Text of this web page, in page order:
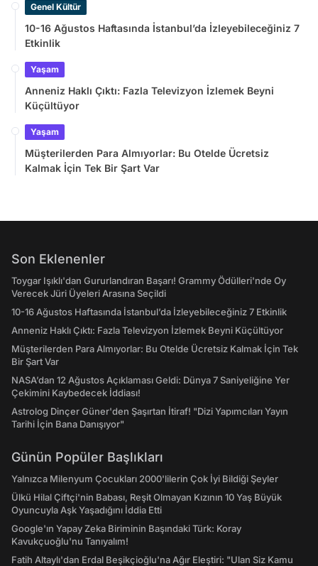
Genel Kültür
10-16 Ağustos Haftasında İstanbul’da İzleyebileceğiniz 7
Etkinlik
Yaşam
Anneniz Haklı Çıktı: Fazla Televizyon İzlemek Beyni
Küçültüyor
Yaşam
Müşterilerden Para Almıyorlar: Bu Otelde Ücretsiz
Kalmak İçin Tek Bir Şart Var
Son Eklenenler
Toygar Işıklı'dan Gururlandıran Başarı! Grammy Ödülleri'nde Oy
Verecek Jüri Üyeleri Arasına Seçildi
10-16 Ağustos Haftasında İstanbul’da İzleyebileceğiniz 7 Etkinlik
Anneniz Haklı Çıktı: Fazla Televizyon İzlemek Beyni Küçültüyor
Müşterilerden Para Almıyorlar: Bu Otelde Ücretsiz Kalmak İçin Tek
Bir Şart Var
NASA’dan 12 Ağustos Açıklaması Geldi: Dünya 7 Saniyeliğine Yer
Çekimini Kaybedecek İddiası!
Astrolog Dinçer Güner'den Şaşırtan İtiraf! "Dizi Yapımcıları Yayın
Tarihi İçin Bana Danışıyor"
Günün Popüler Başlıkları
Yalnızca Milenyum Çocukları 2000'lilerin Çok İyi Bildiği Şeyler
Ülkü Hilal Çiftçi'nin Babası, Reşit Olmayan Kızının 10 Yaş Büyük
Oyuncuyla Aşk Yaşadığını İddia Etti
Google'ın Yapay Zeka Biriminin Başındaki Türk: Koray
Kavukçuoğlu'nu Tanıyalım!
Fatih Altaylı'dan Erdal Beşikçioğlu'na Ağır Eleştiri: "Ulan Siz Kamu